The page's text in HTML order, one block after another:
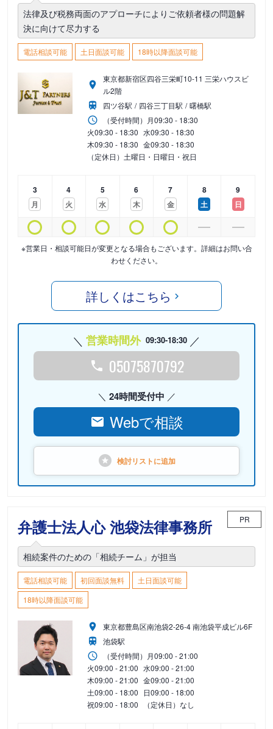
法律及び税務両面のアプローチによりご依頼者様の問題解
決に向けて尽力する
電話相談可能 土日面談可能 18時以降面談可能
東京都新宿区四谷三栄町10-11 三栄ハウスビ
ル2階
四ツ谷駅
四谷三丁目駅
曙橋駅
（受付時間） 月09:30 - 18:30
火09:30 - 18:30 水09:30 - 18:30
木09:30 - 18:30 金09:30 - 18:30
（定休日）土曜日・日曜日・祝日
3
月
4
火
5
水
6
木
7
金
8
土
9
日
※営業日・相談可能日が変更となる場合もございます。詳細はお問い合
わせください。
詳しくはこちら
営業時間外 09:30-18:30
05075870792
24時間受付中
Webで相談
検討リストに追加
弁護士法人心 池袋法律事務所 PR
相続案件のための「相続チーム」が担当
電話相談可能 初回面談無料
土日面談可能
18時以降面談可能
東京都豊島区南池袋2-26-4 南池袋平成ビル6F
池袋駅
（受付時間） 月09:00 - 21:00
火09:00 - 21:00 水09:00 - 21:00
木09:00 - 21:00 金09:00 - 21:00
土09:00 - 18:00 日09:00 - 18:00
祝09:00 - 18:00 （定休日）なし